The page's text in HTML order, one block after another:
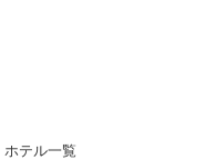
ホテル一覧